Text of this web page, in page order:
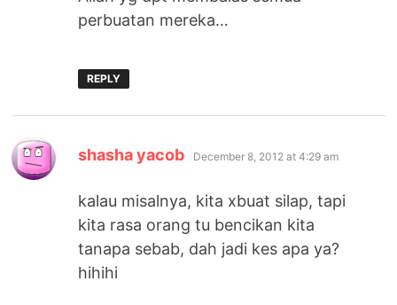
perbuatan mereka…
REPLY
shasha yacob says:
December 8, 2012 at 4:29 am
kalau misalnya, kita xbuat silap, tapi
kita rasa orang tu bencikan kita
tanapa sebab, dah jadi kes apa ya?
hihihi